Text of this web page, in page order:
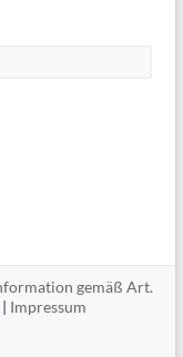
gemäß Art.
Impressum